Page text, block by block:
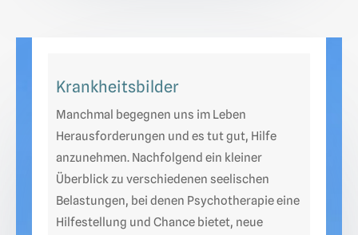
Krankheitsbilder
Manchmal begegnen uns im Leben
Herausforderungen und es tut gut, Hilfe
anzunehmen. Nachfolgend ein kleiner
Überblick zu verschiedenen seelischen
Belastungen, bei denen Psychotherapie eine
Hilfestellung und Chance bietet, neue